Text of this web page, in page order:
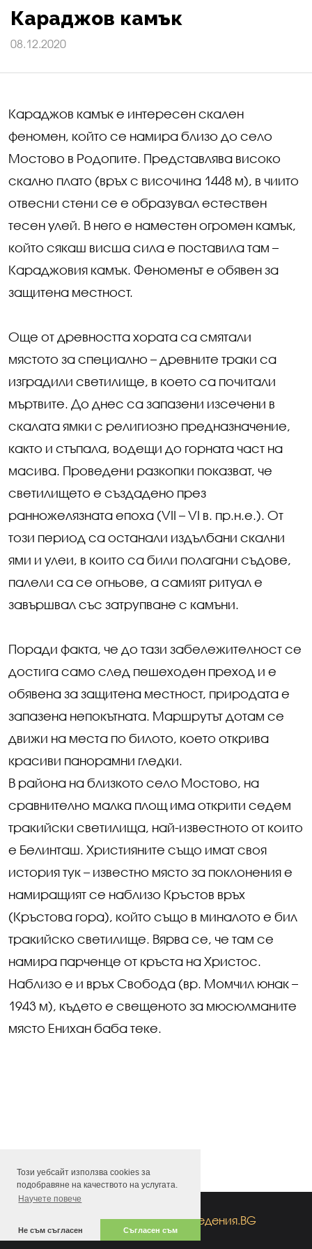
Този уебсайт използва cookies за
подобравяне на качеството на услугата.
Научете повече
Не съм съгласен Съгласен съм
Караджов камък
08.12.2020
Караджов камък е интересен скален
феномен, който се намира близо до село
Мостово в Родопите. Представлява високо
скално плато (връх с височина 1448 м), в чиито
отвесни стени се е образувал естествен
тесен улей. В него е наместен огромен камък,
който сякаш висша сила е поставила там –
Караджовия камък. Феноменът е обявен за
защитена местност.
Още от древността хората са смятали
мястото за специално – древните траки са
изградили светилище, в което са почитали
мъртвите. До днес са запазени изсечени в
скалата ямки с религиозно предназначение,
както и стъпала, водещи до горната част на
масива. Проведени разкопки показват, че
светилището е създадено през
ранножелязната епоха (VII – VI в. пр.н.е.). От
този период са останали издълбани скални
ями и улеи, в които са били полагани съдове,
палели са се огньове, а самият ритуал е
завършвал със затрупване с камъни.
Поради факта, че до тази забележителност се
достига само след пешеходен преход и е
обявена за защитена местност, природата е
запазена непокътната. Маршрутът дотам се
движи на места по билото, което открива
красиви панорамни гледки.
В района на близкото село Мостово, на
сравнително малка площ има открити седем
тракийски светилища, най-известното от които
е Белинташ. Християните също имат своя
история тук – известно място за поклонения е
намиращият се наблизо Кръстов връх
(Кръстова гора), който също в миналото е бил
тракийско светилище. Вярва се, че там се
намира парченце от кръста на Христос.
Наблизо е и връх Свобода (вр. Момчил юнак –
1943 м), където е свещеното за мюсюлманите
място Енихан баба теке.
All rights reserved byзаведения.BG